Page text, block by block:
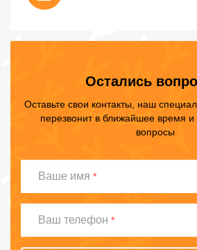
Остались
Оставьте свои контакты, наш
перезвонит в ближайшее время и
вопросы
Ваше имя *
телефон
Ваш телефон *